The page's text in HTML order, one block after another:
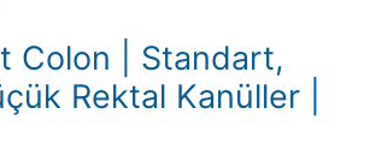
Colon | Standart,
Rektal Kanüller |